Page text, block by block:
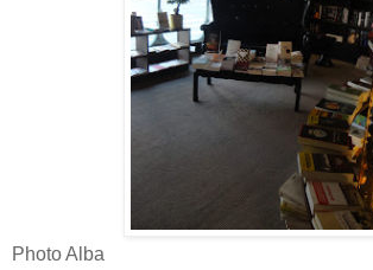
Photo Alba